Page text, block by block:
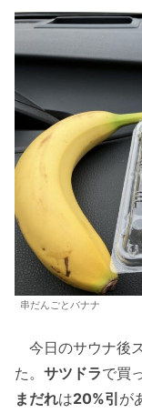
串だんごとバナナ
今日のサウナ後
た。 サツドラで買
まだれは20%引が